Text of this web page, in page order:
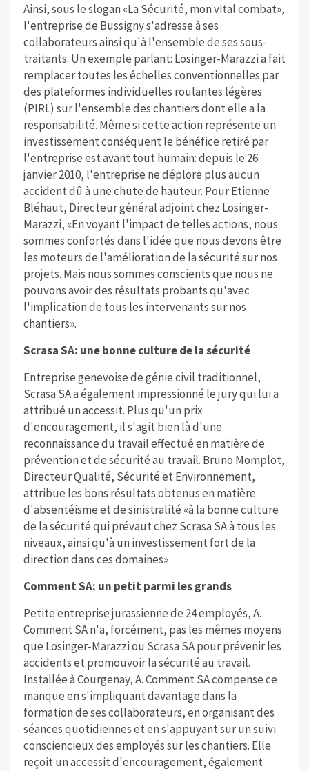
Ainsi, sous le slogan «La Sécurité, mon vital combat»,
l'entreprise de Bussigny s'adresse à ses
collaborateurs ainsi qu'à l'ensemble de ses sous-
traitants. Un exemple parlant: Losinger-Marazzi a fait
remplacer toutes les échelles conventionnelles par
des plateformes individuelles roulantes légères
(PIRL) sur l'ensemble des chantiers dont elle a la
responsabilité. Même si cette action représente un
investissement conséquent le bénéfice retiré par
l'entreprise est avant tout humain: depuis le 26
janvier 2010, l'entreprise ne déplore plus aucun
accident dû à une chute de hauteur. Pour Etienne
Bléhaut, Directeur général adjoint chez Losinger-
Marazzi, «En voyant l'impact de telles actions, nous
sommes confortés dans l'idée que nous devons être
les moteurs de l'amélioration de la sécurité sur nos
projets. Mais nous sommes conscients que nous ne
pouvons avoir des résultats probants qu'avec
l'implication de tous les intervenants sur nos
chantiers».
Scrasa SA: une bonne culture de la sécurité
Entreprise genevoise de génie civil traditionnel,
Scrasa SA a également impressionné le jury qui lui a
attribué un accessit. Plus qu'un prix
d'encouragement, il s'agit bien là d'une
reconnaissance du travail effectué en matière de
prévention et de sécurité au travail. Bruno Momplot,
Directeur Qualité, Sécurité et Environnement,
attribue les bons résultats obtenus en matière
d'absentéisme et de sinistralité «à la bonne culture
de la sécurité qui prévaut chez Scrasa SA à tous les
niveaux, ainsi qu'à un investissement fort de la
direction dans ces domaines»
Comment SA: un petit parmi les grands
Petite entreprise jurassienne de 24 employés, A.
Comment SA n'a, forcément, pas les mêmes moyens
que Losinger-Marazzi ou Scrasa SA pour prévenir les
accidents et promouvoir la sécurité au travail.
Installée à Courgenay, A. Comment SA compense ce
manque en s'impliquant davantage dans la
formation de ses collaborateurs, en organisant des
séances quotidiennes et en s'appuyant sur un suivi
consciencieux des employés sur les chantiers. Elle
reçoit un accessit d'encouragement, également